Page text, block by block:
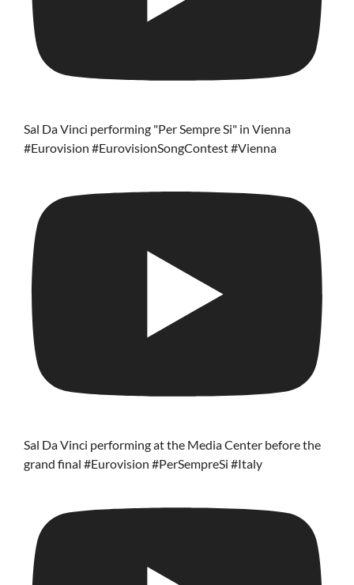
Sal Da Vinci performing "Per Sempre Si" in Vienna
#Eurovision #EurovisionSongContest #Vienna
Sal Da Vinci performing at the Media Center before the
grand final #Eurovision #PerSempreSi #Italy